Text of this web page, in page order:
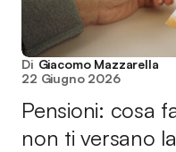
Di Giacomo Mazzarella
22 Giugno 2026
Pensioni: cosa
non ti versano